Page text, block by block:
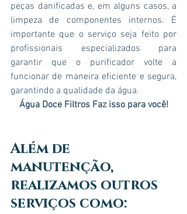
peças danificadas e, em alguns casos, a
limpeza de componentes internos. É
importante que o serviço seja feito por
profissionais especializados para
garantir que o purificador volte a
funcionar de maneira eficiente e segura,
garantindo a qualidade da água.
Água Doce Filtros Faz isso para você!
Além de
manutenção,
realizamos outros
serviços como: